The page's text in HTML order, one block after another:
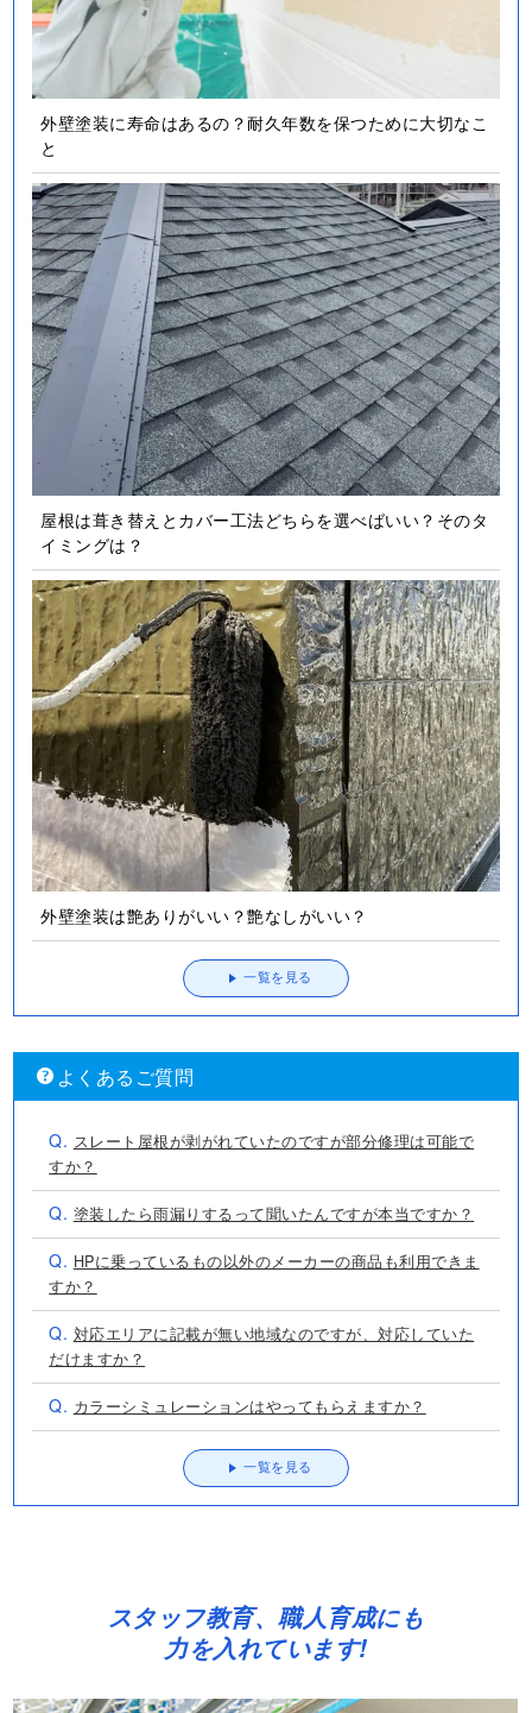
外壁塗装に寿命はあるの？耐久年数を保つために大切なこ
と
屋根は葺き替えとカバー工法どちらを選べばいい？そのタ
イミングは？
外壁塗装は艶ありがいい？艶なしがいい？
一覧を見る
よくあるご質問
Q. スレート屋根が剥がれていたのですが部分修理は可能で
すか？
Q. 塗装したら雨漏りするって聞いたんですが本当ですか？
Q. HPに乗っているもの以外のメーカーの商品も利用できま
すか？
Q. 対応エリアに記載が無い地域なのですが、対応していた
だけますか？
Q. カラーシミュレーションはやってもらえますか？
一覧を見る
スタッフ教育、職人育成にも
力を入れています!